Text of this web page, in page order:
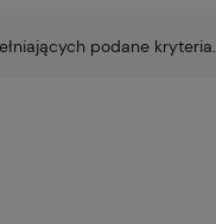
podane kryteria.